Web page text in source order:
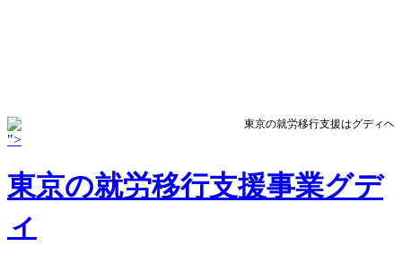
東京の就労移行支援はグディヘ
">
東京の就労移行支援事業グデ
ィ